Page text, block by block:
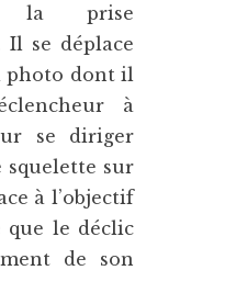
la prise
Il se déplace
photo dont il
à
se diriger
squelette sur
à l’objectif
que le déclic
de son